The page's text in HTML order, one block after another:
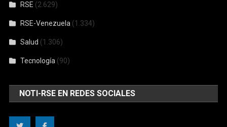
RSE (2.629)
RSE-Venezuela (1.334)
Salud (1.306)
Tecnología (90)
NOTI-RSE EN REDES SOCIALES